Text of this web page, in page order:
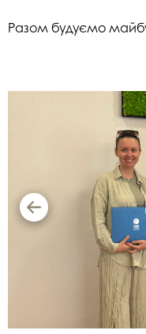
Разом будуємо